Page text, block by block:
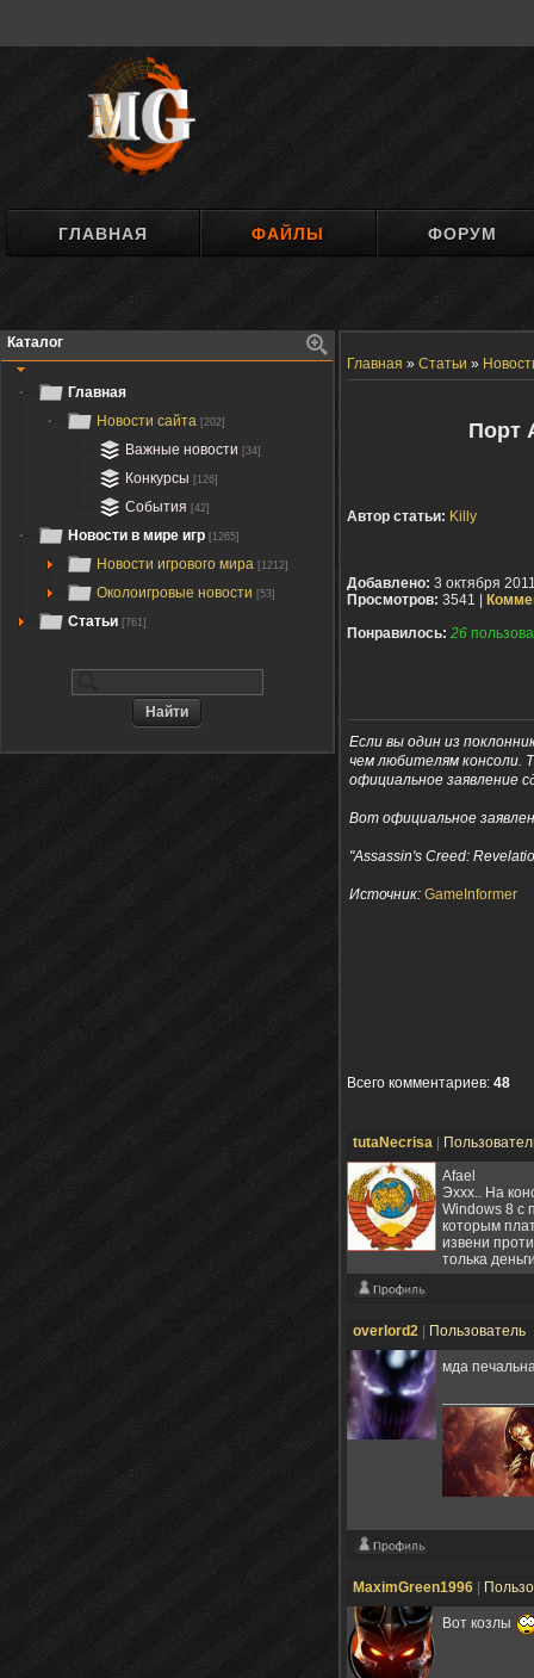
ГЛАВНАЯ ФАЙЛЫ ФОРУМ
Каталог
Главная
Новости сайта [202]
Важные новости [34]
Конкурсы [126]
События [42]
Новости в мире игр [1265]
Новости игрового мира [1212]
Околоигровые новости [53]
Статьи [761]
Главная » Статьи »
Порт
Автор статьи: Killy
Добавлено: 3 октября
Просмотров: 3541 |
Понравилось: 26
Если вы один из
чем любителям консоли.
официальное заявление
Вот официальное
"Assassin's Creed:
Источник: GameInformer
Всего комментариев: 48
tutaNecrisa
Afael
Эххх.. На
Windows 8 с
которым
извени
толька
overlord2 Пользователь
мда
MaximGreen1996
Вот козлы